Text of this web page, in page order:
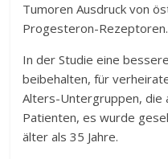
Tumoren Ausdruck von
Progesteron-Rezeptoren.
In der Studie eine
beibehalten, für
Alters-Untergruppen, die
Patienten, es wurde
älter als 35 Jahre.